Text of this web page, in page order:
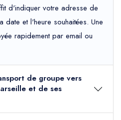
d'indiquer votre adresse de
date et l'heure souhaitées. Une
rapidement par email ou
de groupe vers
et de ses